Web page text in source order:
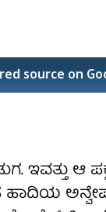
source on
ಇವತ್ತು ಆ